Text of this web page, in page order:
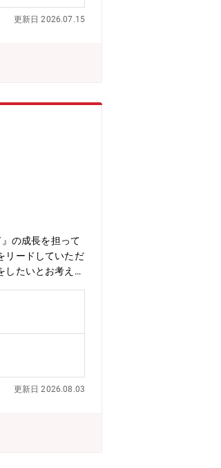
ができる方・チー
提案し行動するこ
けることができ
更新日 2026.07.15
の成長を担って
リードしていただ
たいとお考えの
の距離が近く、
業にもいる「バ
効率化する「マネ
な想いで日々業
どのグロース
更新日 2026.08.03